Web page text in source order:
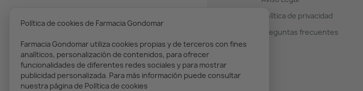
(+34) 986 36 00 02
Copyright © 2023. Farmacia Gondomar
Política de privacidad
Preguntas frecuentes
Política de cookies de Farmacia Gondomar
Farmacia Gondomar utiliza cookies propias y de terceros con fines
analíticos, personalización de contenidos, para ofrecer
funcionalidades de diferentes redes sociales y para mostrar
publicidad personalizada. Para más información puede consultar
nuestra página de Política de cookies